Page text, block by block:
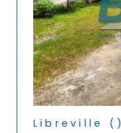
Libreville ()